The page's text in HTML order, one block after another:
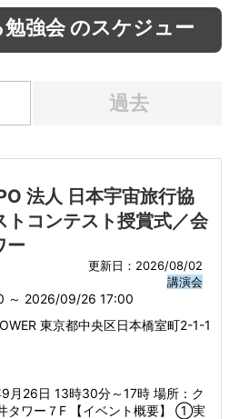
強会 のスケジュー
過去
法人 日本宇宙旅行協
コンテスト授賞式／会
ー
更新日：2026/08/02
講演会
～ 2026/09/26 17:00
東京都中央区日本橋室町2-1-1
月26日 13時30分～17時 場所：ク
タワー７F 【イベント概要】 ①実